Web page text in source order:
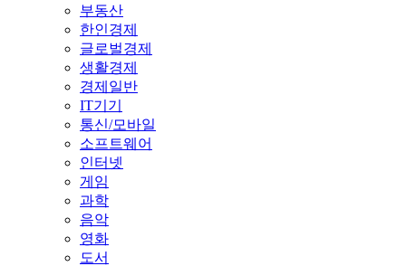
부동산
한인경제
글로벌경제
생활경제
경제일반
IT기기
통신/모바일
소프트웨어
인터넷
게임
과학
음악
영화
도서